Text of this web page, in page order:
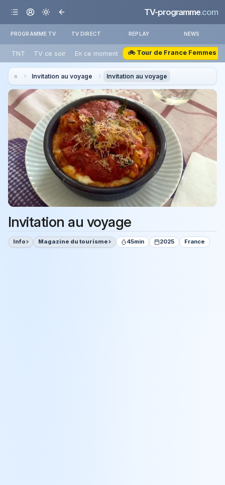
TV-programme.com
PROGRAMME TV TV DIRECT REPLAY NEWS
TNT TV ce soir En ce moment 🚲 Tour de France Femmes
Invitation au voyage Invitation au voyage
Invitation au voyage
Info Magazine du tourisme 45min 2025 France